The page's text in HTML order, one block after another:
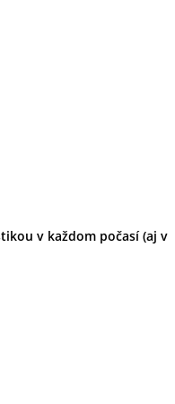
v každom počasí (aj v